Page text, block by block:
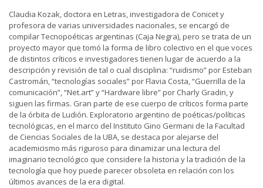
Claudia Kozak, doctora en Letras, investigadora de Conicet y
profesora de varias universidades nacionales, se encargó de
compilar Tecnopoéticas argentinas (Caja Negra), pero se trata de un
proyecto mayor que tomó la forma de libro colectivo en el que voces
de distintos críticos e investigadores tienen lugar de acuerdo a la
descripción y revisión de tal o cual disciplina: “ruidismo” por Esteban
Castromán, “tecnologías sociales” por Flavia Costa, “Guerrilla de la
comunicación”, “Net.art” y “Hardware libre” por Charly Gradin, y
siguen las firmas. Gran parte de ese cuerpo de críticos forma parte
de la órbita de Ludión. Exploratorio argentino de poéticas/políticas
tecnológicas, en el marco del Instituto Gino Germani de la Facultad
de Ciencias Sociales de la UBA, se destaca por alejarse del
academicismo más riguroso para dinamizar una lectura del
imaginario tecnológico que considere la historia y la tradición de la
tecnología que hoy puede parecer obsoleta en relación con los
últimos avances de la era digital.